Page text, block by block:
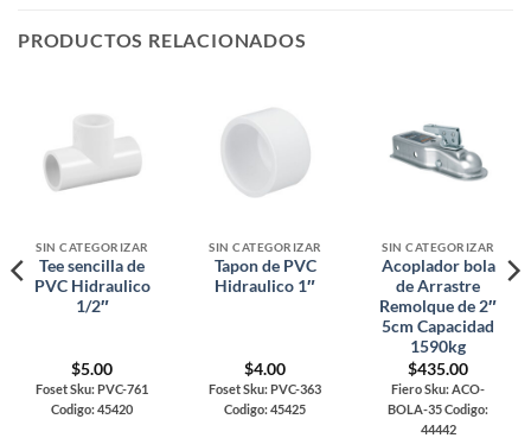
PRODUCTOS RELACIONADOS
SIN CATEGORIZAR
Tee sencilla de
PVC Hidraulico
1/2″
$5.00
Foset Sku: PVC-761
Codigo: 45420
SIN CATEGORIZAR
Tapon de PVC
Hidraulico 1″
$4.00
Foset Sku: PVC-363
Codigo: 45425
SIN CATEGORIZAR
Acoplador bola
de Arrastre
Remolque de 2″
5cm Capacidad
1590kg
$435.00
Fiero Sku: ACO-
BOLA-35 Codigo:
44442